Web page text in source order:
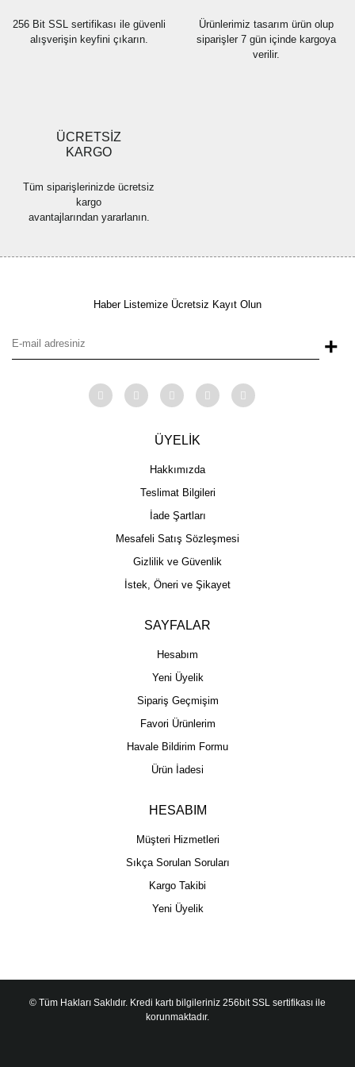
256 Bit SSL sertifikası ile güvenli
alışverişin keyfini çıkarın.
Ürünlerimiz tasarım ürün olup
siparişler 7 gün içinde kargoya
verilir.
ÜCRETSİZ
KARGO
Tüm siparişlerinizde ücretsiz
kargo
avantajlarından yararlanın.
Haber Listemize Ücretsiz Kayıt Olun
+
ÜYELİK
Hakkımızda
Teslimat Bilgileri
İade Şartları
Mesafeli Satış Sözleşmesi
Gizlilik ve Güvenlik
İstek, Öneri ve Şikayet
SAYFALAR
Hesabım
Yeni Üyelik
Sipariş Geçmişim
Favori Ürünlerim
Havale Bildirim Formu
Ürün İadesi
HESABIM
Müşteri Hizmetleri
Sıkça Sorulan Soruları
Kargo Takibi
Yeni Üyelik
© Tüm Hakları Saklıdır. Kredi kartı bilgileriniz 256bit SSL sertifikası ile
korunmaktadır.